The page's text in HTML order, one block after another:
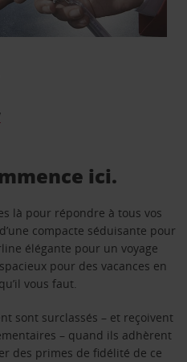
ici.
là pour répondre à tous vos
compacte séduisante pour
élégante pour un voyage
pour des vacances en
vous faut.
sont surclassés – et reçoivent
– quand ils adhèrent
des primes de fidélité de ce